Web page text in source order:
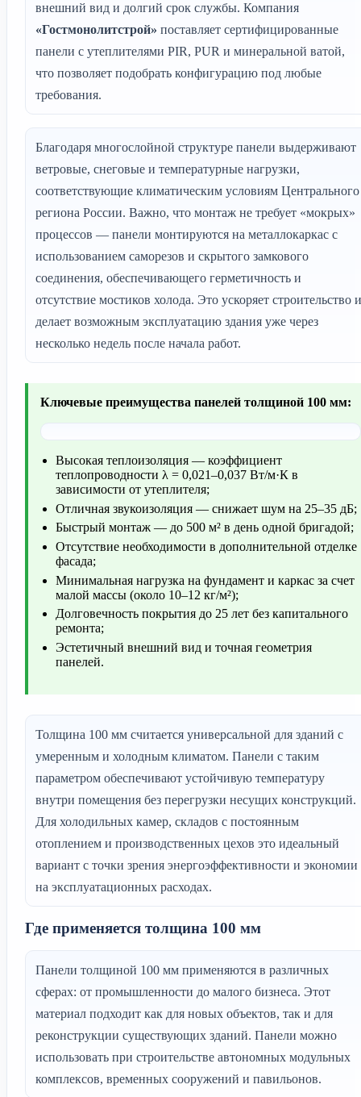
внешний вид и долгий срок службы. Компания
«Гостмонолитстрой» поставляет сертифицированные
панели с утеплителями PIR, PUR и минеральной ватой,
что позволяет подобрать конфигурацию под любые
требования.
Благодаря многослойной структуре панели выдерживают
ветровые, снеговые и температурные нагрузки,
соответствующие климатическим условиям Центрального
региона России. Важно, что монтаж не требует «мокрых»
процессов — панели монтируются на металлокаркас с
использованием саморезов и скрытого замкового
соединения, обеспечивающего герметичность и
отсутствие мостиков холода. Это ускоряет строительство и
делает возможным эксплуатацию здания уже через
несколько недель после начала работ.
Ключевые преимущества панелей толщиной 100 мм:
Высокая теплоизоляция — коэффициент
теплопроводности λ = 0,021–0,037 Вт/м·К в
зависимости от утеплителя;
Отличная звукоизоляция — снижает шум на 25–35 дБ;
Быстрый монтаж — до 500 м² в день одной бригадой;
Отсутствие необходимости в дополнительной отделке
фасада;
Минимальная нагрузка на фундамент и каркас за счет
малой массы (около 10–12 кг/м²);
Долговечность покрытия до 25 лет без капитального
ремонта;
Эстетичный внешний вид и точная геометрия
панелей.
Толщина 100 мм считается универсальной для зданий с
умеренным и холодным климатом. Панели с таким
параметром обеспечивают устойчивую температуру
внутри помещения без перегрузки несущих конструкций.
Для холодильных камер, складов с постоянным
отоплением и производственных цехов это идеальный
вариант с точки зрения энергоэффективности и экономии
на эксплуатационных расходах.
Где применяется толщина 100 мм
Панели толщиной 100 мм применяются в различных
сферах: от промышленности до малого бизнеса. Этот
материал подходит как для новых объектов, так и для
реконструкции существующих зданий. Панели можно
использовать при строительстве автономных модульных
комплексов, временных сооружений и павильонов.